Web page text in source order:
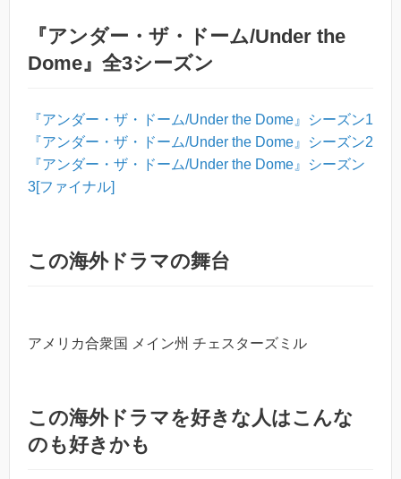
『アンダー・ザ・ドーム/Under the
Dome』全3シーズン
『アンダー・ザ・ドーム/Under the Dome』シーズン1
『アンダー・ザ・ドーム/Under the Dome』シーズン2
『アンダー・ザ・ドーム/Under the Dome』シーズン
3[ファイナル]
この海外ドラマの舞台
アメリカ合衆国 メイン州 チェスターズミル
この海外ドラマを好きな人はこんな
のも好きかも